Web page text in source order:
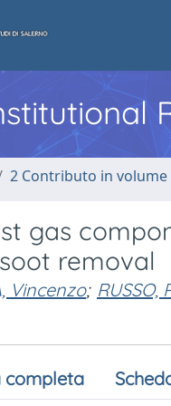
2 Contributo in
gas
removal
Vincenzo; RUSSO,
completa